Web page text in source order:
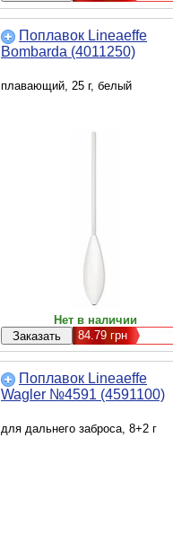
Поплавок Lineaeffe
Bombarda (4011250)
плавающий, 25 г, белый
Нет в наличии
84.79 грн
Поплавок Lineaeffe
Wagler №4591 (4591100)
для дальнего заброса, 8+2 г